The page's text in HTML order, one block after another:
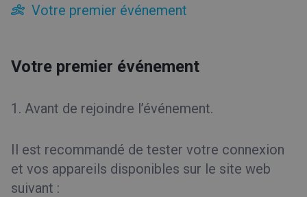
Votre premier événement
Conseils pour la salle d’événement
Premiers pas
Outils
Votre premier événement
Votre premier événement
1. Avant de rejoindre l’événement.
Il est recommandé de tester votre connexion
et vos appareils disponibles sur le site web
suivant :